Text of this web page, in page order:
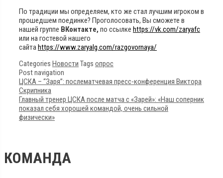
По традиции мы определяем, кто же стал лучшим игроком в
прошедшем поединке? Проголосовать, Вы сможете в
нашей группе ВКонтакте, по ссылке https://vk.com/zaryafc
или на гостевой нашего
сайтаhttps://www.zaryalg.com/razgovornaya/
Categories Новости Tags опрос
Post navigation
ЦСКА – “Заря”: послематчевая пресс-конференция Виктора
Скрипника
Главный тренер ЦСКА после матча с «Зарей»: «Наш соперник
показал себя хорошей командой, очень сильной
физически»
КОМАНДА